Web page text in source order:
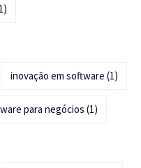
inovação em software (1)
para negócios (1)